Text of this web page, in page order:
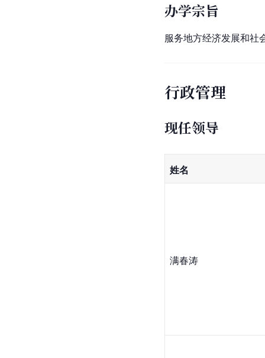
办学宗旨
服务地方经济发展和社
行政管理
现任领导
姓名
满春涛